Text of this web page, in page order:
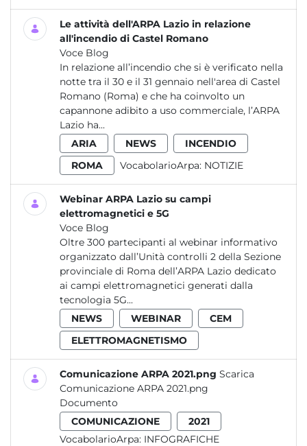
Le attività dell'ARPA Lazio in relazione
all'incendio di Castel Romano
Voce Blog
In relazione all’incendio che si è verificato nella
notte tra il 30 e il 31 gennaio nell'area di Castel
Romano (Roma) e che ha coinvolto un
capannone adibito a uso commerciale, l’ARPA
Lazio ha...
ARIA
NEWS
INCENDIO
ROMA
VocabolarioArpa: NOTIZIE
Webinar ARPA Lazio su campi
elettromagnetici e 5G
Voce Blog
Oltre 300 partecipanti al webinar informativo
organizzato dall’Unità controlli 2 della Sezione
provinciale di Roma dell’ARPA Lazio dedicato
ai campi elettromagnetici generati dalla
tecnologia 5G...
NEWS
WEBINAR
CEM
ELETTROMAGNETISMO
Comunicazione ARPA 2021.png Scarica
Comunicazione ARPA 2021.png
Documento
COMUNICAZIONE
2021
VocabolarioArpa: INFOGRAFICHE